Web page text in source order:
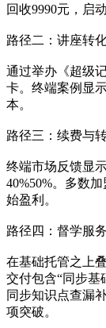
回收9990元，启
路径二：讲座转
通过举办《超级
卡。终端案例显
本。
路径三：续费与
终端市场反馈显
40%50%。多数
始盈利。
路径四：督学服
在基础托管之上
交付包含“同步
同步知识点查漏
项突破。